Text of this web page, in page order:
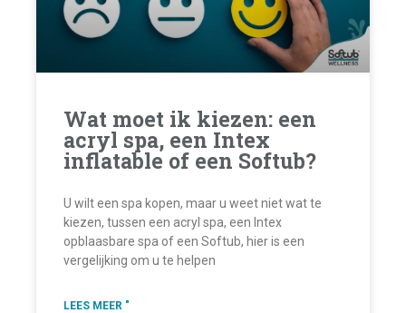
Wat moet ik kiezen: een
acryl spa, een Intex
inflatable of een Softub?
U wilt een spa kopen, maar u weet niet wat te
kiezen, tussen een acryl spa, een Intex
opblaasbare spa of een Softub, hier is een
vergelijking om u te helpen
LEES MEER "